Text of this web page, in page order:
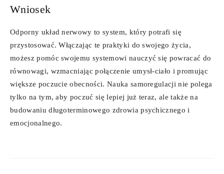
Wniosek
Odporny układ nerwowy to system, który potrafi się
przystosować. Włączając te praktyki do swojego życia,
możesz pomóc swojemu systemowi nauczyć się powracać do
równowagi, wzmacniając połączenie umysł-ciało i promując
większe poczucie obecności. Nauka samoregulacji nie polega
tylko na tym, aby poczuć się lepiej już teraz, ale także na
budowaniu długoterminowego zdrowia psychicznego i
emocjonalnego.